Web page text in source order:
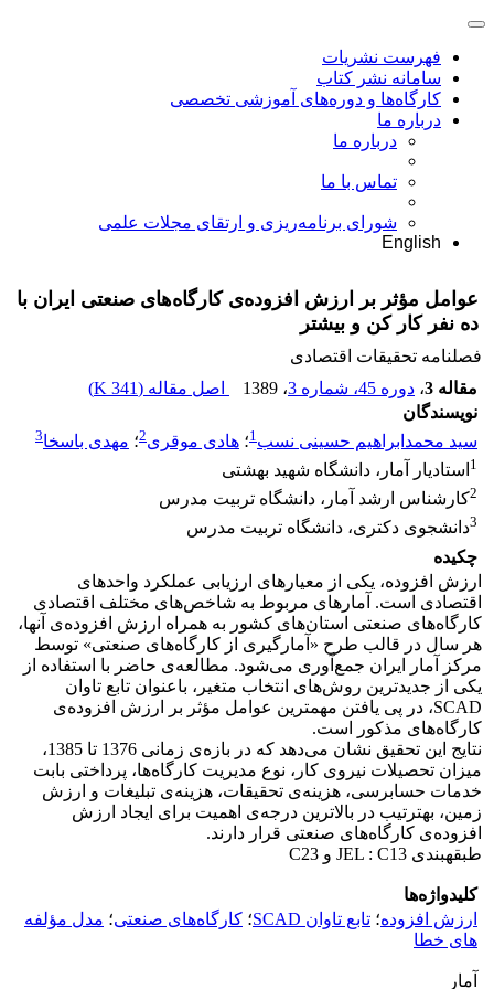
فهرست نشریات
سامانه نشر کتاب
کارگاه‌ها و دوره‌های آموزشی تخصصی
درباره ما
درباره ما
تماس با ما
شورای برنامه‌ریزی و ارتقای مجلات علمی
English
عوامل مؤثر بر ارزش افزوده‌ی کارگاه‌های صنعتی ایران با
ده نفر کار کن و بیش‎تر
فصلنامه تحقیقات اقتصادی
مقاله 3
، دوره 45، شماره 3 ، 1389 اصل مقاله (341 K
)
نویسندگان
سید محمدابراهیم حسینی نسب1؛ هادی موقری2؛ مهدی باسخا3
1 استادیار آمار، دانشگاه شهید بهشتی
2کارشناس ارشد آمار، دانشگاه تربیت مدرس
3دانشجوی دکتری، دانشگاه تربیت مدرس
چکیده
ارزش افزوده، یکی از معیارهای ارزیابی عملکرد واحدهای
اقتصادی است. آمارهای مربوط به شاخص‌های مختلف اقتصادی
کارگاه‌های صنعتی استان‌های کشور به همراه ارزش افزوده‌ی آن‎ها،
هر سال در قالب طرح «آمارگیری از کارگاه‌های صنعتی» توسط
مرکز آمار ایران جمع‌آوری می‌شود. مطالعه‌ی حاضر با استفاده از
یکی از جدیدترین روش‌های انتخاب متغیر، باعنوان تابع تاوان
SCAD، در پی یافتن مهم‎ترین عوامل مؤثر بر ارزش افزوده‌ی
کارگاه‌های مذکور است.
نتایج این تحقیق نشان می‌دهد که در بازه‌ی زمانی 1376 تا 1385،
میزان تحصیلات نیروی کار، نوع مدیریت کارگاه‌ها، پرداختی بابت
خدمات حسابرسی، هزینه‌ی تحقیقات، هزینه‌ی تبلیغات و ارزش
زمین، به‎ترتیب در بالاترین درجه‌ی اهمیت برای ایجاد ارزش
افزوده‌ی کارگاه‌های صنعتی قرار دارند.
طبقه‎بندی JEL : C13 و C23
کلیدواژه‌ها
ارزش افزوده؛ تابع تاوان SCAD ؛ کارگاه‌های صنعتی؛ مدل مؤلفه
های خطا
آمار